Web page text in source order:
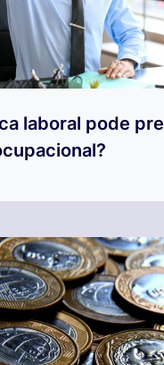
laboral pode